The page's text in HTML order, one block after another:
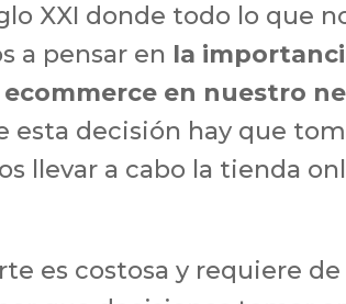
XXI donde todo lo que
a pensar en la
en nuestro
esta decisión hay que
llevar a cabo la tienda
es costosa y requiere